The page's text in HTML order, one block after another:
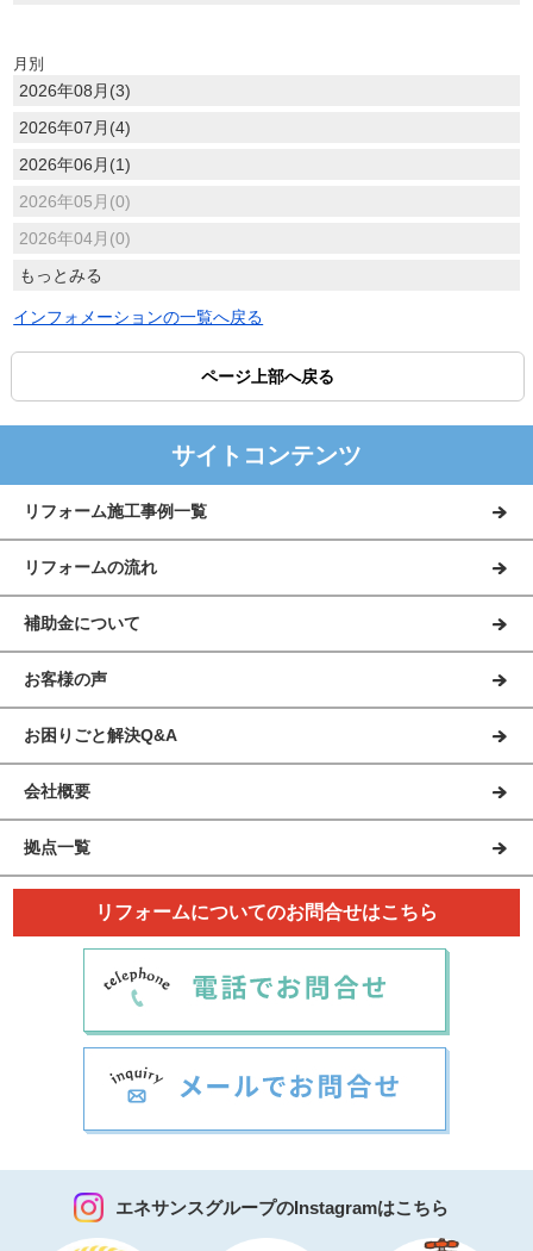
月別
2026年08月(3)
2026年07月(4)
2026年06月(1)
2026年05月(0)
2026年04月(0)
もっとみる
インフォメーションの一覧へ戻る
ページ上部へ戻る
サイトコンテンツ
リフォーム施工事例一覧
リフォームの流れ
補助金について
お客様の声
お困りごと解決Q&A
会社概要
拠点一覧
リフォームについてのお問合せはこちら
エネサンスグループのInstagramはこちら